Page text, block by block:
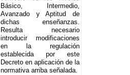
Básico, Intermedio,
Avanzado y Aptitud de
dichas enseñanzas.
Resulta necesario
introducir modificaciones
en la regulación
establecida por este
Decreto en aplicación de la
normativa arriba señalada.